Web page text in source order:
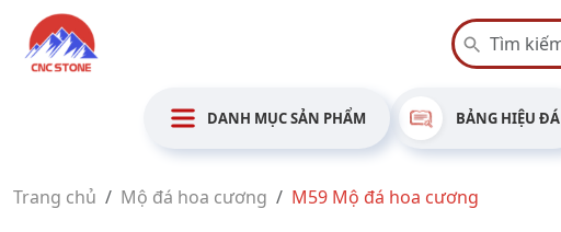
DANH MỤC SẢN PHẨM BẢNG HIỆU ĐÁ
Trang chủ Mộ đá hoa cương M59 Mộ đá hoa cương